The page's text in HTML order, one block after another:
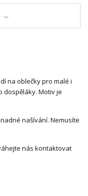
na oblečky pro malé i
dospěláky. Motiv je
našívání. Nemusíte
nás kontaktovat